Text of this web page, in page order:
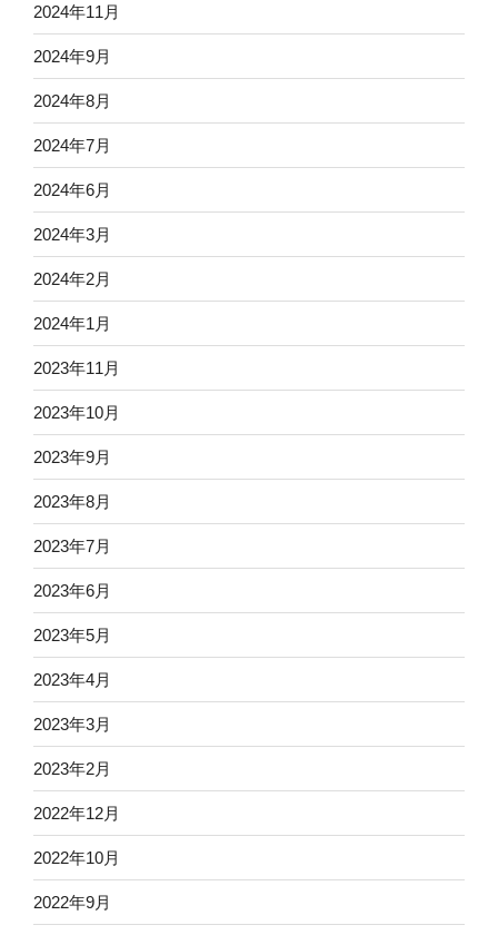
2024年11月
2024年9月
2024年8月
2024年7月
2024年6月
2024年3月
2024年2月
2024年1月
2023年11月
2023年10月
2023年9月
2023年8月
2023年7月
2023年6月
2023年5月
2023年4月
2023年3月
2023年2月
2022年12月
2022年10月
2022年9月